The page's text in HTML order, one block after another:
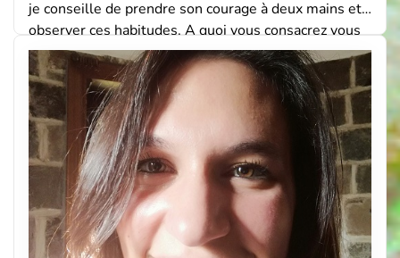
je conseille de prendre son courage à deux mains et
observer ces habitudes. A quoi vous consacrez vous
dans votre vie ? Est ce que les actions que vous faites
sont vraiment en cohérence avec ce que vous voulez
vraiment faire […]